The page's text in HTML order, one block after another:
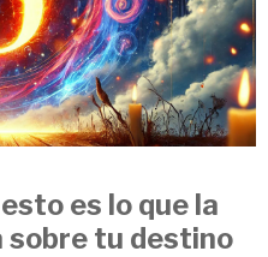
es lo que la
sobre tu destino